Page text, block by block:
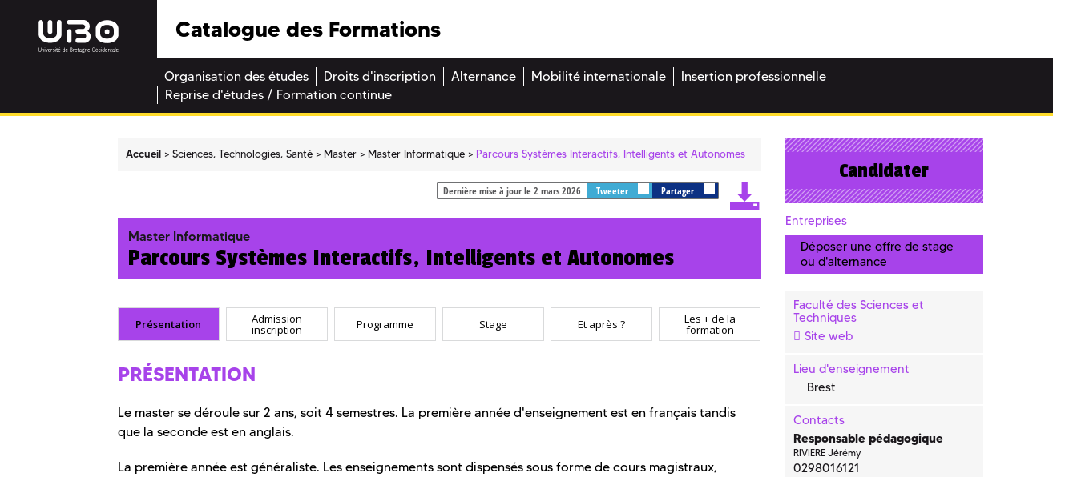
Catalogue des Formations
Organisation des études Droits d'inscription Alternance Mobilité internationale
Insertion professionnelle
Reprise d'études / Formation continue
Accueil Sciences, Technologies, Santé Master Master Informatique Parcours Systèmes Interactifs, Intelligents et Autonomes
Dernière mise à jour le 2 mars 2026 Tweeter Partager
Master Informatique
Parcours Systèmes Interactifs, Intelligents et Autonomes
Présentation Admission
inscription Programme Stage Et après ? Les + de la
formation
PRÉSENTATION
Le master se déroule sur 2 ans, soit 4 semestres. La première année d'enseignement est en français tandis
que la seconde est en anglais.
La première année est généraliste. Les enseignements sont dispensés sous forme de cours magistraux,
Candidater
Entreprises
Déposer une offre de stage
ou d'alternance
Faculté des Sciences et
Techniques
Site web
Lieu d'enseignement
Brest
Contacts
Responsable pédagogique
RIVIERE Jérémy
0298016121